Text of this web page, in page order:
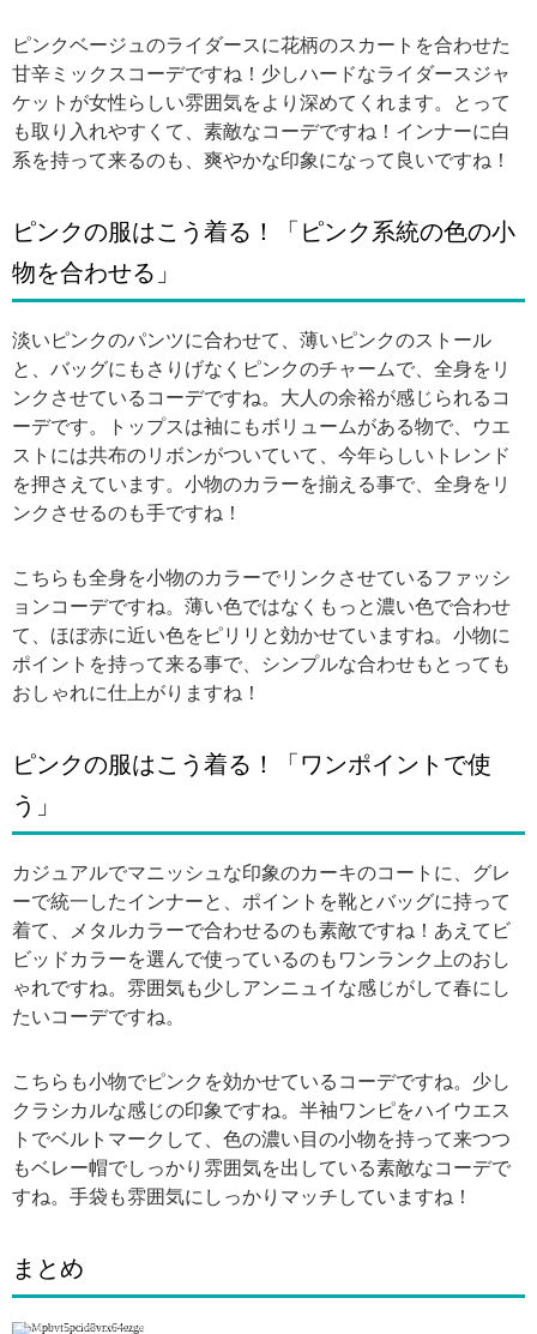
ピンクベージュのライダースに花柄のスカートを合わせた
甘辛ミックスコーデですね！少しハードなライダースジャ
ケットが女性らしい雰囲気をより深めてくれます。とって
も取り入れやすくて、素敵なコーデですね！インナーに白
系を持って来るのも、爽やかな印象になって良いですね！
ピンクの服はこう着る！「ピンク系統の色の小
物を合わせる」
淡いピンクのパンツに合わせて、薄いピンクのストール
と、バッグにもさりげなくピンクのチャームで、全身をリ
ンクさせているコーデですね。大人の余裕が感じられるコ
ーデです。トップスは袖にもボリュームがある物で、ウエ
ストには共布のリボンがついていて、今年らしいトレンド
を押さえています。小物のカラーを揃える事で、全身をリ
ンクさせるのも手ですね！
こちらも全身を小物のカラーでリンクさせているファッシ
ョンコーデですね。薄い色ではなくもっと濃い色で合わせ
て、ほぼ赤に近い色をピリリと効かせていますね。小物に
ポイントを持って来る事で、シンプルな合わせもとっても
おしゃれに仕上がりますね！
ピンクの服はこう着る！「ワンポイントで使
う」
カジュアルでマニッシュな印象のカーキのコートに、グレ
ーで統一したインナーと、ポイントを靴とバッグに持って
着て、メタルカラーで合わせるのも素敵ですね！あえてビ
ビッドカラーを選んで使っているのもワンランク上のおし
ゃれですね。雰囲気も少しアンニュイな感じがして春にし
たいコーデですね。
こちらも小物でピンクを効かせているコーデですね。少し
クラシカルな感じの印象ですね。半袖ワンピをハイウエス
トでベルトマークして、色の濃い目の小物を持って来つつ
もベレー帽でしっかり雰囲気を出している素敵なコーデで
すね。手袋も雰囲気にしっかりマッチしていますね！
まとめ
引用: https://res.cloudinary.com/macm/image/upload/v1521260245/mpbvt5pcid8vrx64ezge.jpg